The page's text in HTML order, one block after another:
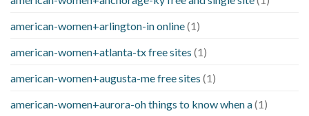
american-women+arlington-in online(1)
american-women+atlanta-tx free sites (1)
american-women+augusta-me free sites (1)
american-women+aurora-oh things to know when a(1)